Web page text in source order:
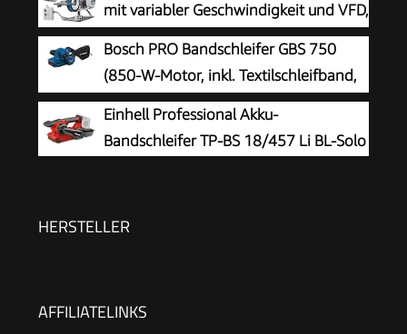
mit variabler Geschwindigkeit und VFD,
762 x 25,4 mm Bandpolierer, Polier-
und Schleifmaschine mit 2 Schleifformen und 3
Schleifbändern für Metallbearbeitung
Bosch PRO Bandschleifer GBS 750
(850-W-Motor, inkl. Textilschleifband,
Staubbeutel)
Einhell Professional Akku-
Bandschleifer TP-BS 18/457 Li BL-Solo
HERSTELLER
AFFILIATELINKS